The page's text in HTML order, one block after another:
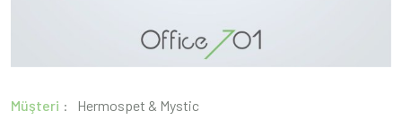
Müşteri
Hermospet & Mystic